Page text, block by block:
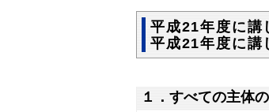
平成21年度に講
平成21年度に講
１．すべての主体